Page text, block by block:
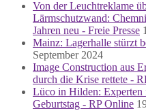
Von der Leuchtreklame
Lärmschutzwand:
Jahren neu - Freie Presse
Mainz: Lagerhalle stürzt
September 2024
Image Construction aus
durch die Krise rettete -
Lüco in Hilden: Experten
Geburtstag - RP Online